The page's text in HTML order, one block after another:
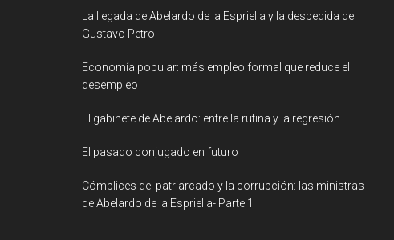
La llegada de Abelardo de la Espriella y la despedida de
Gustavo Petro
Economía popular: más empleo formal que reduce el
desempleo
El gabinete de Abelardo: entre la rutina y la regresión
El pasado conjugado en futuro
Cómplices del patriarcado y la corrupción: las ministras
de Abelardo de la Espriella- Parte 1